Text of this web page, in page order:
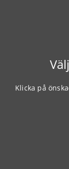
Klicka på